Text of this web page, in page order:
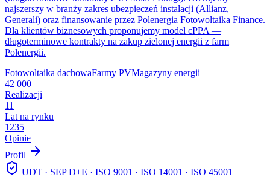
najszerszy w branży zakres ubezpieczeń instalacji (Allianz,
Generali) oraz finansowanie przez Polenergia Fotowoltaika Finance.
Dla klientów biznesowych proponujemy model cPPA —
długoterminowe kontrakty na zakup zielonej energii z farm
Polenergii.
Fotowoltaika dachowaFarmy PVMagazyny energii
42 000
Realizacji
11
Lat na rynku
1235
Opinie
Profil
UDT · SEP D+E · ISO 9001 · ISO 14001 · ISO 45001